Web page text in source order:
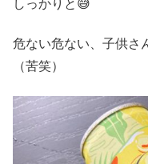
しっかりと😅
危ない危ない、子供さ
（苦笑）